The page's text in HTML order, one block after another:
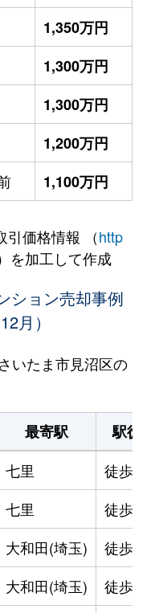
1,350万円
1,300万円
1,300万円
1,200万円
1,100万円
引価格情報 （http
を加工して作成
ション売却事例
月）
いたま市見沼区の
最寄駅
駅徒歩
七里
徒歩15
七里
徒歩15
大和田(埼玉)
徒歩11
大和田(埼玉)
徒歩4分